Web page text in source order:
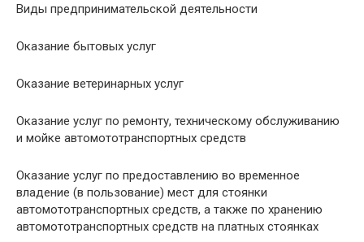
Виды предпринимательской деятельности
Оказание бытовых услуг
Оказание ветеринарных услуг
Оказание услуг по ремонту, техническому обслуживанию
и мойке автомототранспортных средств
Оказание услуг по предоставлению во временное
владение (в пользование) мест для стоянки
автомототранспортных средств, а также по хранению
автомототранспортных средств на платных стоянках